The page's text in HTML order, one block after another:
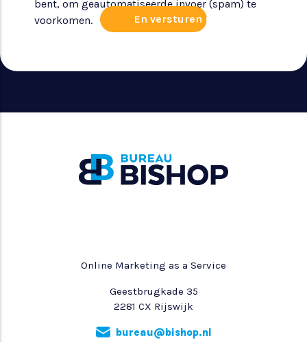
bent, om geautomatiseerde invoer (spam) te
voorkomen.
Online Marketing as a Service
Geestbrugkade 35
2281 CX Rijswijk
bureau@bishop.nl